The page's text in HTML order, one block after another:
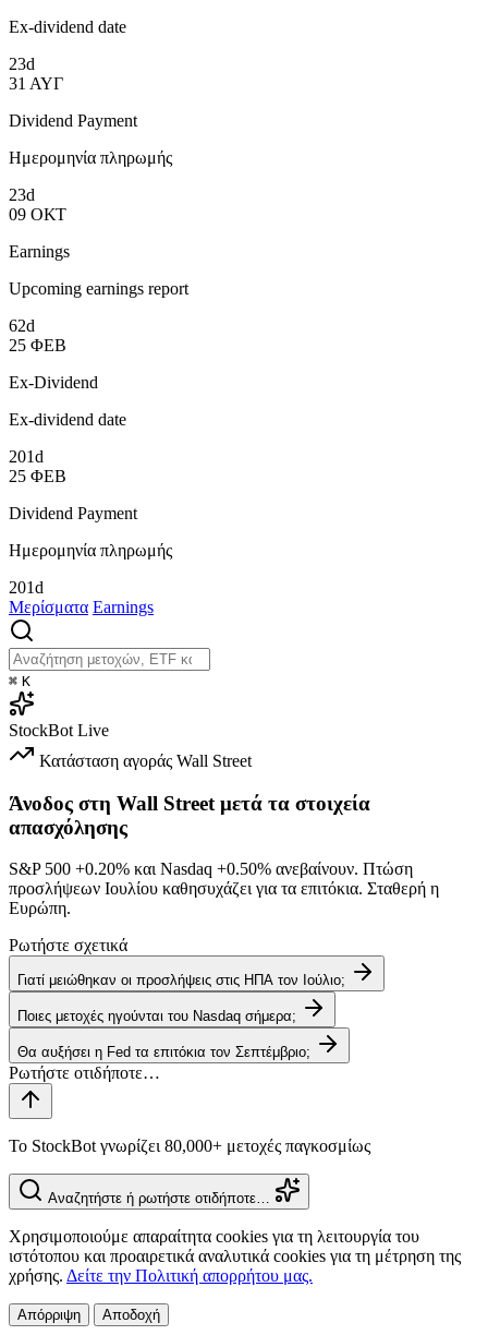
Ex-dividend date
23d
31 ΑΥΓ
Dividend Payment
Ημερομηνία πληρωμής
23d
09 ΟΚΤ
Earnings
Upcoming earnings report
62d
25 ΦΕΒ
Ex-Dividend
Ex-dividend date
201d
25 ΦΕΒ
Dividend Payment
Ημερομηνία πληρωμής
201d
Μερίσματα Earnings
⌘ K
StockBot Live
Κατάσταση αγοράς Wall Street
Άνοδος στη Wall Street μετά τα στοιχεία
απασχόλησης
S&P 500 +0.20% και Nasdaq +0.50% ανεβαίνουν. Πτώση
προσλήψεων Ιουλίου καθησυχάζει για τα επιτόκια. Σταθερή η
Ευρώπη.
Ρωτήστε σχετικά
Γιατί μειώθηκαν οι προσλήψεις στις ΗΠΑ τον Ιούλιο;
Ποιες μετοχές ηγούνται του Nasdaq σήμερα;
Θα αυξήσει η Fed τα επιτόκια τον Σεπτέμβριο;
Το StockBot γνωρίζει 80,000+ μετοχές παγκοσμίως
Αναζητήστε ή ρωτήστε οτιδήποτε…
Χρησιμοποιούμε απαραίτητα cookies για τη λειτουργία του
ιστότοπου και προαιρετικά αναλυτικά cookies για τη μέτρηση της
χρήσης. Δείτε την Πολιτική απορρήτου μας.
Απόρριψη Αποδοχή